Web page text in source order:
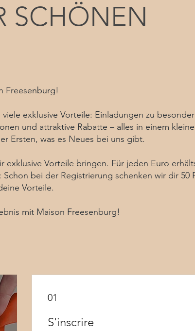
SCHÖNEN
Freesenburg!
exklusive Vorteile: Einladungen zu
und attraktive Rabatte – alles in einem
Ersten, was es Neues bei uns gibt.
exklusive Vorteile bringen. Für jeden Euro
bei der Registrierung schenken wir dir 50
Vorteile.
mit Maison Freesenburg!
01
S'inscrire